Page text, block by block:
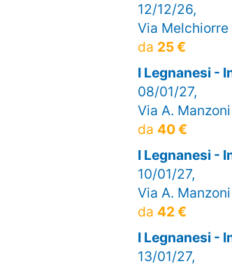
12/12/26,
Via Melchiorre
da 25 €
I Legnanesi -
08/01/27,
Via A.
da 40 €
I Legnanesi -
10/01/27,
Via A.
da 42 €
I Legnanesi -
13/01/27,